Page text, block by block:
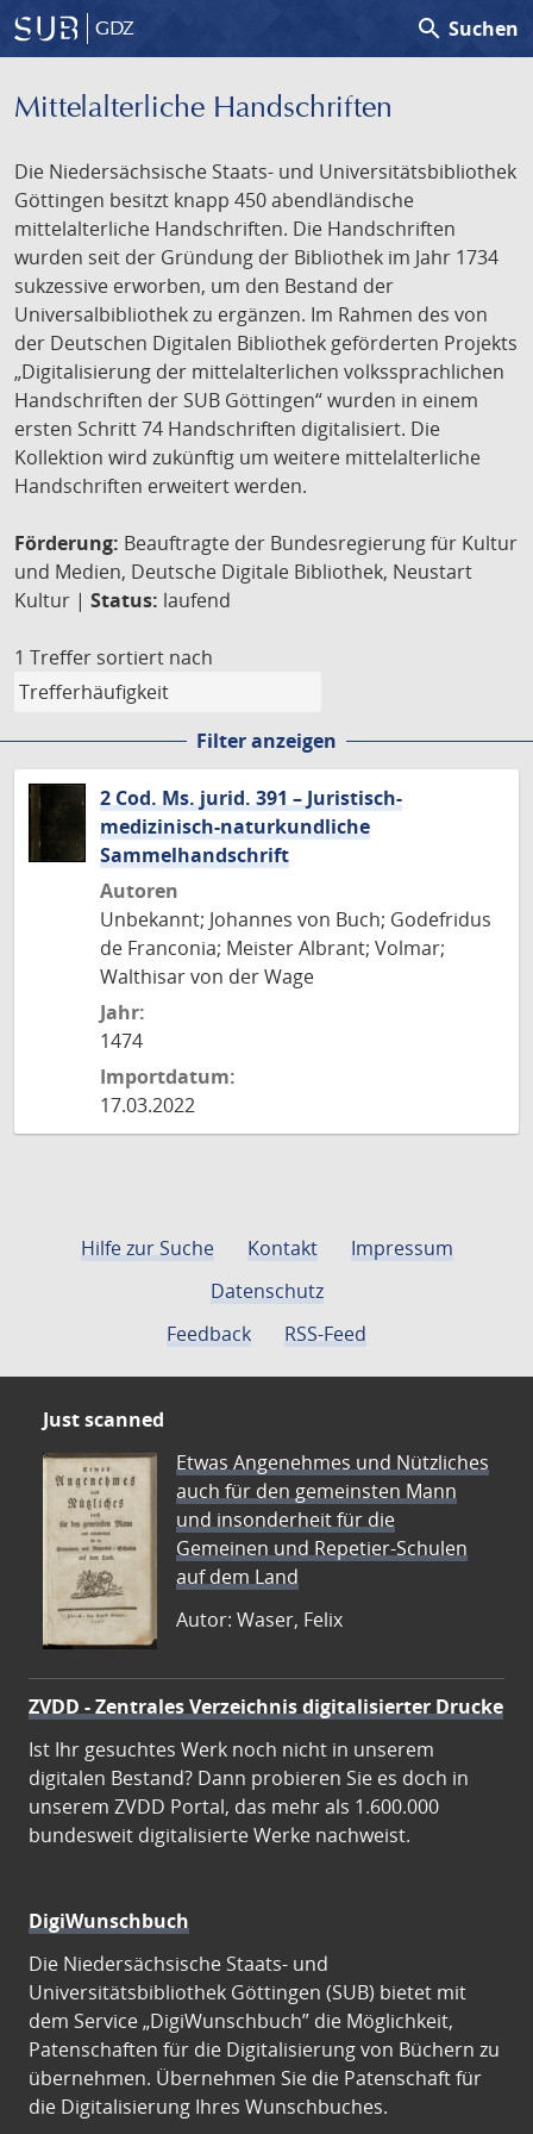
GDZ search Suchen
Mittelalterliche Handschriften
Die Niedersächsische Staats- und Universitätsbibliothek
Göttingen besitzt knapp 450 abendländische
mittelalterliche Handschriften. Die Handschriften
wurden seit der Gründung der Bibliothek im Jahr 1734
sukzessive erworben, um den Bestand der
Universalbibliothek zu ergänzen. Im Rahmen des von
der Deutschen Digitalen Bibliothek geförderten Projekts
„Digitalisierung der mittelalterlichen volkssprachlichen
Handschriften der SUB Göttingen“ wurden in einem
ersten Schritt 74 Handschriften digitalisiert. Die
Kollektion wird zukünftig um weitere mittelalterliche
Handschriften erweitert werden.
Förderung: Beauftragte der Bundesregierung für Kultur
und Medien, Deutsche Digitale Bibliothek, Neustart
Kultur | Status: laufend
1 Treffer sortiert nach
Filter anzeigen
2 Cod. Ms. jurid. 391 – Juristisch-
medizinisch-naturkundliche
Sammelhandschrift
Autoren
Unbekannt; Johannes von Buch; Godefridus
de Franconia; Meister Albrant; Volmar;
Walthisar von der Wage
Jahr:
1474
Importdatum:
17.03.2022
Hilfe zur Suche Kontakt
Impressum
Datenschutz
Feedback
RSS-Feed
Just scanned
Etwas Angenehmes und Nützliches
auch für den gemeinsten Mann
und insonderheit für die
Gemeinen und Repetier-Schulen
auf dem Land
Autor: Waser, Felix
ZVDD - Zentrales Verzeichnis digitalisierter Drucke
Ist Ihr gesuchtes Werk noch nicht in unserem
digitalen Bestand? Dann probieren Sie es doch in
unserem ZVDD Portal, das mehr als 1.600.000
bundesweit digitalisierte Werke nachweist.
DigiWunschbuch
Die Niedersächsische Staats- und
Universitätsbibliothek Göttingen (SUB) bietet mit
dem Service „DigiWunschbuch” die Möglichkeit,
Patenschaften für die Digitalisierung von Büchern zu
übernehmen. Übernehmen Sie die Patenschaft für
die Digitalisierung Ihres Wunschbuches.